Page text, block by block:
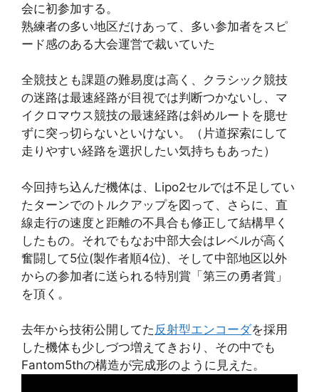
会に初参加する。
熟練者の多い地区だけあって、多い参加者をスピ
ード感のある大会運営で裁いていた
全競技とも課題の難易度は高く、クラシック競技
の迷路は最速経路が目視では判断つかないし、マ
イクロマウス競技の最速経路は斜めルートを臆せ
ずに突っ切らないといけない。（片道探索にして
走りやすい経路を選択したい気持ちもあった）
今回持ち込んだ機体は、Lipo2セルでは不足してい
たターンでのトルクアップを図って、さらに、直
線走行の速度と距離の不具合も修正して結構早く
したもの。それでもなお中部大会はレベルが高く
奮闘して5位(製作者順4位)、そして中部地区以外
からの参加者に送られる特別賞「第三の勇者賞」
を頂く。
去年から技術公開してた 反射型エンコーダを採用
した機体も少しづつ増えてきおり、その中でも
Fantom5thの構造が完成形のように見えた。